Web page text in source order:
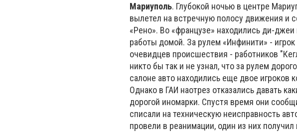
Мариуполь. Глубокой ночью в центре
вылетел на встречную полосу движения и
«Рено». Во «французе» находились ди-
работы домой. За рулем «Инфинити» -
очевидцев происшествия - работников
никто бы так и не узнал, что за рулем
салоне авто находились еще двое
Однако в ГАИ наотрез отказались давать
дорогой иномарки. Спустя время они
списали на техническую неисправность
провели в реанимации, один из них получил